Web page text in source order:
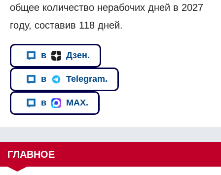
общее количество нерабочих дней в 2027
году, составив 118 дней.
в Дзен.
в Telegram.
в MAX.
ГЛАВНОЕ